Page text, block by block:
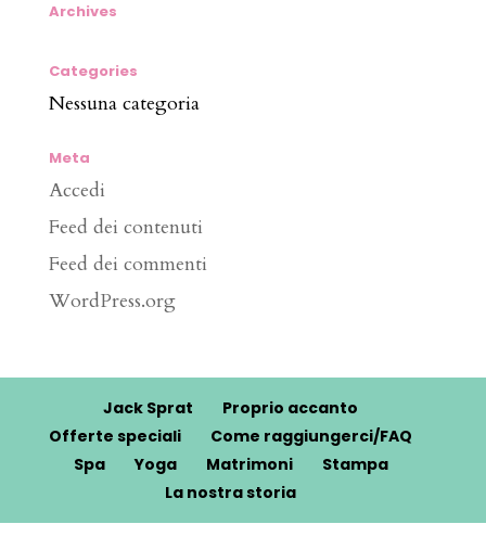
Archives
Categories
Nessuna categoria
Meta
Accedi
Feed dei contenuti
Feed dei commenti
WordPress.org
Jack Sprat
Proprio accanto
Offerte speciali
Come raggiungerci/FAQ
Spa
Yoga Matrimoni
Stampa
La nostra storia